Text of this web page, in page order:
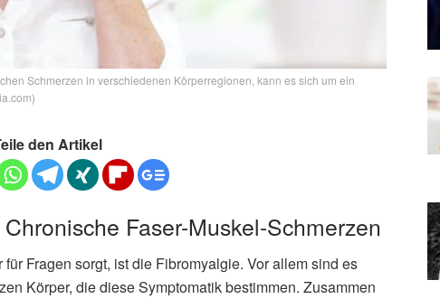
Schmerzen in verschiedenen Körperregionen, kann es sich um ein
den Artikel
Faser-Muskel-Schmerzen
Fragen sorgt, ist die Fibromyalgie. Vor allem sind es
Körper, die diese Symptomatik bestimmen. Zusammen